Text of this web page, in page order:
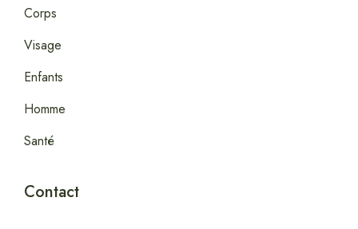
Corps
Visage
Enfants
Homme
Santé
Contact